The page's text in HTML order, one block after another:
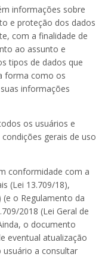
informações sobre
e proteção dos dados
com a finalidade de
ao assunto e
tipos de dados que
forma como os
informações
os usuários e
gerais de uso
conformidade com a
(Lei 13.709/18),
(e o Regulamento da
2018 (Lei Geral de
o documento
eventual atualização
usuário a consultar